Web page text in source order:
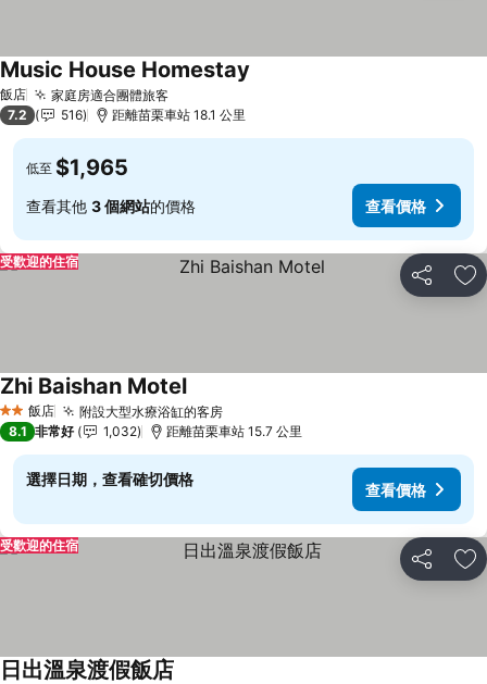
飯店 家庭房適合團體旅客查看價格
Music House Homestay
7.2 516 距離苗栗車站 18.1 公里
低至 $1,965
查看其他 3 個網站的價格 查看價格
分享 加
受歡迎的住宿
2 星級飯店 附設大型水療浴缸的客房查看價格
Zhi Baishan Motel查看價格
8.1 非常好 1,032 距離苗栗車站 15.7 公里
選擇日期，查看確切價格
查看價格
分享 加
受歡迎的住宿
日出溫泉渡假飯店